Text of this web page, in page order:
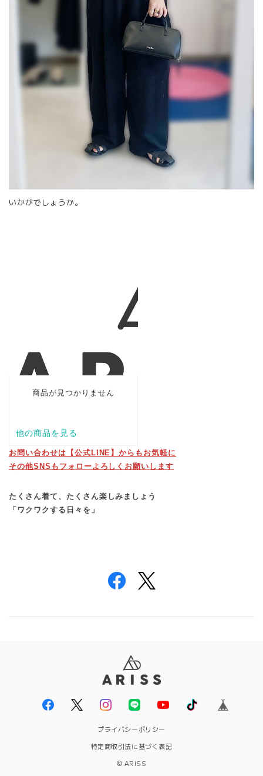
いかがでしょうか。
お問い合わせは【公式LINE】からもお気軽に
その他SNSもフォローよろしくお願いします
たくさん着て、たくさん楽しみましょう
「ワクワクする日々を」
プライバシーポリシー
特定商取引法に基づく表記
© ARISS